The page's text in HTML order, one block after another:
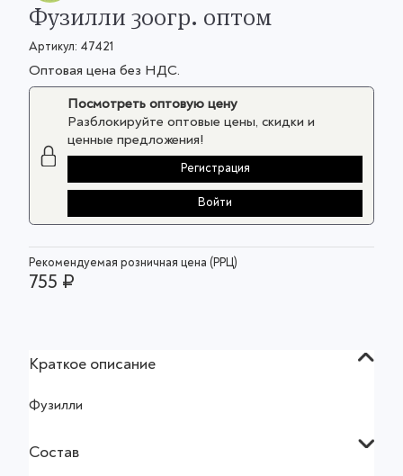
Фузилли 300гр. оптом
Артикул: 47421
Оптовая цена без НДС.
Посмотреть оптовую цену
Разблокируйте оптовые цены, скидки и
ценные предложения!
Регистрация
Войти
Рекомендуемая розничная цена (РРЦ)
755 ₽
Краткое описание
Фузилли
Состав